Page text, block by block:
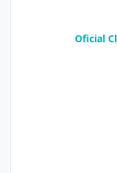
Oficial